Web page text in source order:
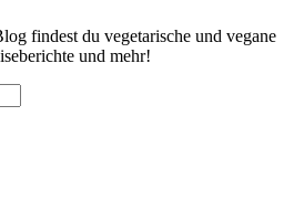
findest du vegetarische und vegane
und mehr!